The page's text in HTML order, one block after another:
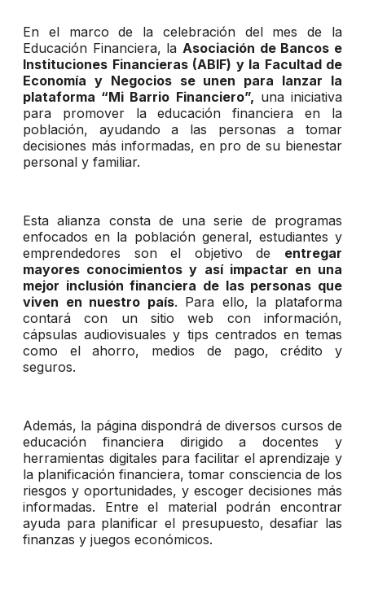
En el marco de la celebración del mes de la
Educación Financiera, la Asociación de Bancos e
Instituciones Financieras (ABIF) y la Facultad de
Economía y Negocios se unen para lanzar la
plataforma “Mi Barrio Financiero”, una iniciativa
para promover la educación financiera en la
población, ayudando a las personas a tomar
decisiones más informadas, en pro de su bienestar
personal y familiar.
Esta alianza consta de una serie de programas
enfocados en la población general, estudiantes y
emprendedores son el objetivo de entregar
mayores conocimientos y así impactar en una
mejor inclusión financiera de las personas que
viven en nuestro país. Para ello, la plataforma
contará con un sitio web con información,
cápsulas audiovisuales y tips centrados en temas
como el ahorro, medios de pago, crédito y
seguros.
Además, la página dispondrá de diversos cursos de
educación financiera dirigido a docentes y
herramientas digitales para facilitar el aprendizaje y
la planificación financiera, tomar consciencia de los
riesgos y oportunidades, y escoger decisiones más
informadas. Entre el material podrán encontrar
ayuda para planificar el presupuesto, desafiar las
finanzas y juegos económicos.